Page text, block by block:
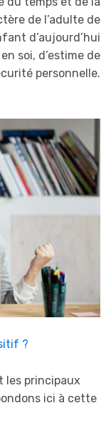
de l’adulte de
d’aujourd’hui
soi, d’estime de
personnelle.
?
les principaux
ici à cette